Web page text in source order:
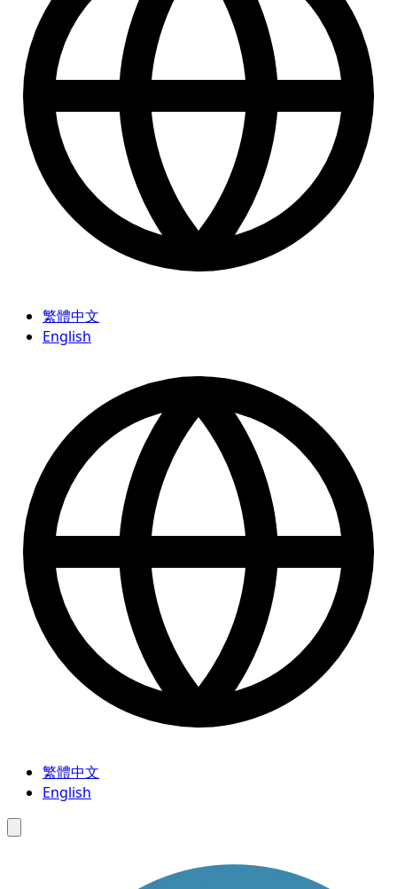
繁體中文
English
繁體中文
English